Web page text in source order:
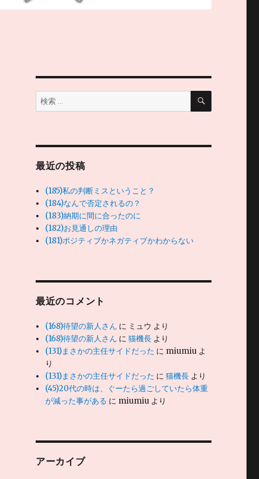
検
索:
検
最近の投稿
(185)私の判断ミスということ？
(184)なんで否定されるの？
(183)納期に間に合ったのに
(182)お見通しの理由
(181)ポジティブかネガティブかわからない
最近のコメント
(168)待望の新人さん に ミュウ より
(168)待望の新人さん に猫機長 より
(131)まさかの主任サイドだった に miumiu よ
り
(131)まさかの主任サイドだった に猫機長 より
(45)20代の時は、ぐーたら過ごしていたら体重
が減った事がある に miumiu より
アーカイブ